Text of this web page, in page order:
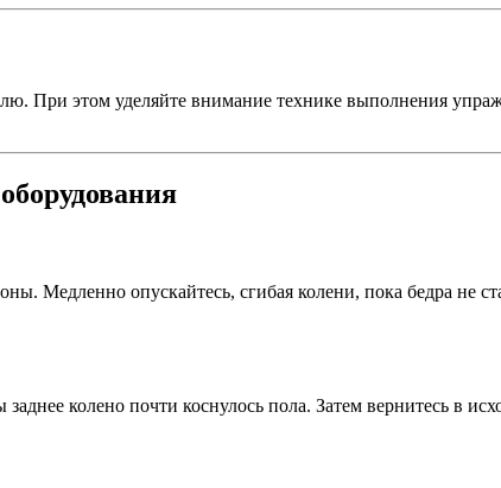
При этом уделяйте внимание технике выполнения
Медленно опускайтесь, сгибая колени, пока бедра не
колено почти коснулось пола. Затем вернитесь в